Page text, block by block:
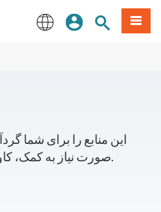
ورودسایتمنو
صورت نیاز به کمک، کاوش کنید و با آنها تماس بگیرید.